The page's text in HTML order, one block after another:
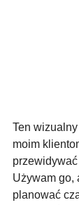
Ten
moim
przewidywać
Używam go,
planować